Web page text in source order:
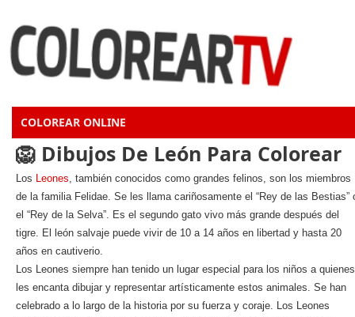
COLOREAR ONLINE
🦁 Dibujos De León Para Colorear
Los Leones, también conocidos como grandes felinos, son los miembros
de la familia Felidae. Se les llama cariñosamente el “Rey de las Bestias”
el “Rey de la Selva”. Es el segundo gato vivo más grande después del
tigre. El león salvaje puede vivir de 10 a 14 años en libertad y hasta 20
años en cautiverio.
Los Leones siempre han tenido un lugar especial para los niños a quienes
les encanta dibujar y representar artísticamente estos animales. Se han
celebrado a lo largo de la historia por su fuerza y coraje. Los Leones